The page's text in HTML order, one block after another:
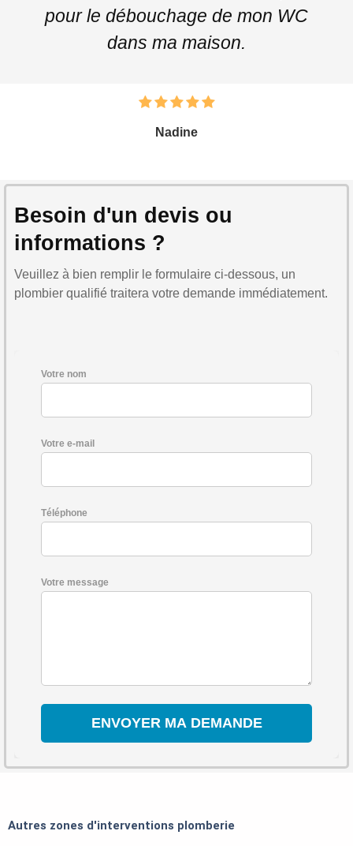
pour le débouchage de mon WC
dans ma maison.
Nadine
Besoin d'un devis ou
informations ?
Veuillez à bien remplir le formulaire ci-dessous, un
plombier qualifié traitera votre demande immédiatement.
Votre nom
Votre e-mail
Téléphone
Votre message
Autres zones d'interventions plomberie